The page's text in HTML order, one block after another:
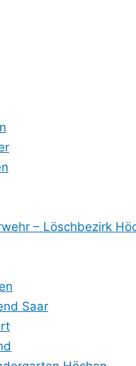
– Löschbezirk
Saar